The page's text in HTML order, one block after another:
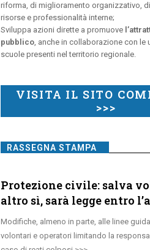
riforma, di miglioramento organizzativo,
risorse e professionalità interne;
Sviluppa azioni dirette a promuove
pubblico, anche in collaborazione con le
scuole presenti nel territorio regionale.
VISITA IL SITO
>>>
RASSEGNA STAMPA
Protezione civile: salva
altro sì, sarà legge entro
Modifiche, almeno in parte, alle linee
volontari e operatori limitando la